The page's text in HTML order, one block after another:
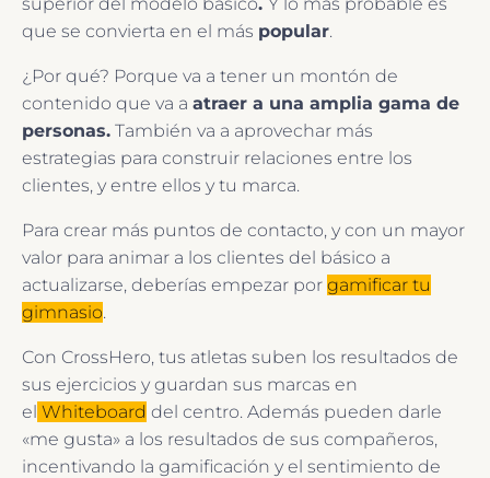
que se convierta en el más popular.
¿Por qué? Porque va a tener un montón de
contenido que va a atraer a una amplia gama de
personas. También va a aprovechar más
estrategias para construir relaciones entre los
clientes, y entre ellos y tu marca.
Para crear más puntos de contacto, y con un mayor
valor para animar a los clientes del básico a
actualizarse, deberías empezar por gamificar tu
gimnasio.
Con CrossHero, tus atletas suben los resultados de
sus ejercicios y guardan sus marcas en
el Whiteboard del centro. Además pueden darle
«me gusta» a los resultados de sus compañeros,
incentivando la gamificación y el sentimiento de